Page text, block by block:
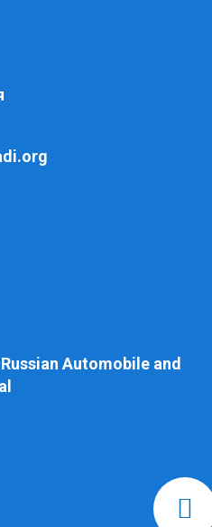
Automobile and